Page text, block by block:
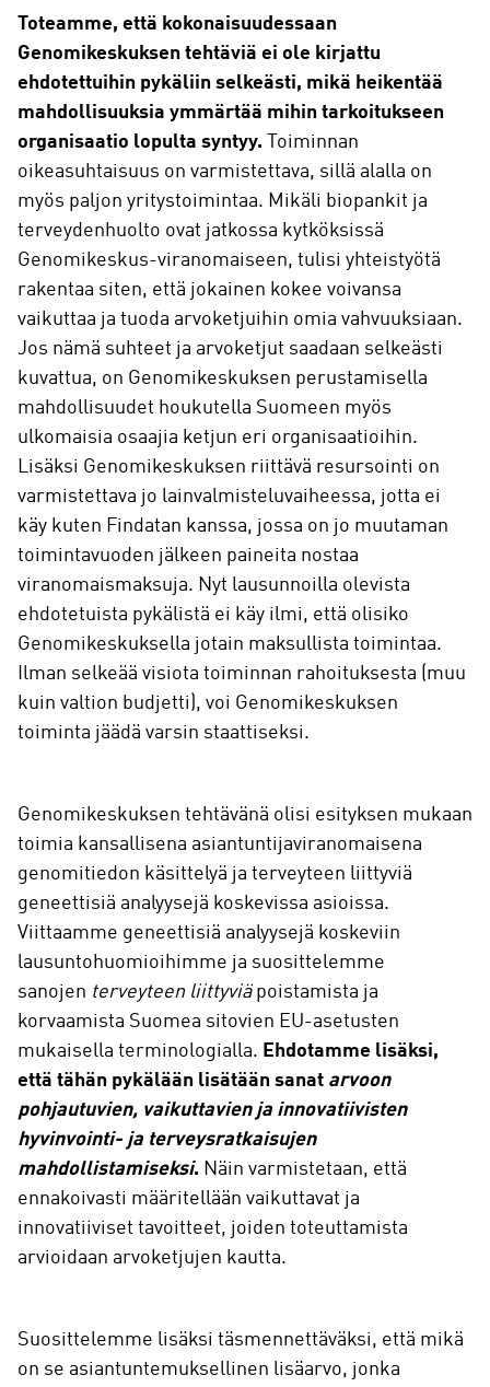
Toteamme, että kokonaisuudessaan
Genomikeskuksen tehtäviä ei ole kirjattu
ehdotettuihin pykäliin selkeästi, mikä heikentää
mahdollisuuksia ymmärtää mihin tarkoitukseen
organisaatio lopulta syntyy. Toiminnan
oikeasuhtaisuus on varmistettava, sillä alalla on
myös paljon yritystoimintaa. Mikäli biopankit ja
terveydenhuolto ovat jatkossa kytköksissä
Genomikeskus-viranomaiseen, tulisi yhteistyötä
rakentaa siten, että jokainen kokee voivansa
vaikuttaa ja tuoda arvoketjuihin omia vahvuuksiaan.
Jos nämä suhteet ja arvoketjut saadaan selkeästi
kuvattua, on Genomikeskuksen perustamisella
mahdollisuudet houkutella Suomeen myös
ulkomaisia osaajia ketjun eri organisaatioihin.
Lisäksi Genomikeskuksen riittävä resursointi on
varmistettava jo lainvalmisteluvaiheessa, jotta ei
käy kuten Findatan kanssa, jossa on jo muutaman
toimintavuoden jälkeen paineita nostaa
viranomaismaksuja. Nyt lausunnoilla olevista
ehdotetuista pykälistä ei käy ilmi, että olisiko
Genomikeskuksella jotain maksullista toimintaa.
Ilman selkeää visiota toiminnan rahoituksesta (muu
kuin valtion budjetti), voi Genomikeskuksen
toiminta jäädä varsin staattiseksi.
Genomikeskuksen tehtävänä olisi esityksen mukaan
toimia kansallisena asiantuntijaviranomaisena
genomitiedon käsittelyä ja terveyteen liittyviä
geneettisiä analyysejä koskevissa asioissa.
Viittaamme geneettisiä analyysejä koskeviin
lausuntohuomioihimme ja suosittelemme
sanojen terveyteen liittyviä poistamista ja
korvaamista Suomea sitovien EU-asetusten
mukaisella terminologialla. Ehdotamme lisäksi,
että tähän pykälään lisätään sanat arvoon
pohjautuvien, vaikuttavien ja innovatiivisten
hyvinvointi- ja terveysratkaisujen
mahdollistamiseksi. Näin varmistetaan, että
ennakoivasti määritellään vaikuttavat ja
innovatiiviset tavoitteet, joiden toteuttamista
arvioidaan arvoketjujen kautta.
Suosittelemme lisäksi täsmennettäväksi, että mikä
on se asiantuntemuksellinen lisäarvo, jonka